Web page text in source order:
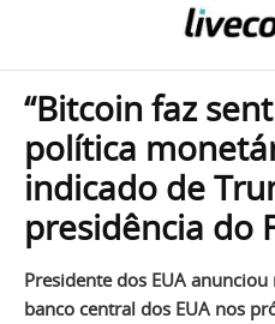
“Bitcoin faz
política
indicado de
presidência do
Presidente dos EUA
banco central dos EUA nos